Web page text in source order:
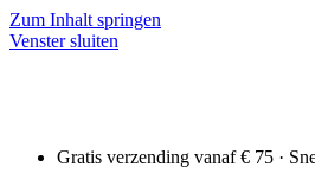
Zum Inhalt springen
Venster sluiten
Gratis verzending vanaf € 75 ·